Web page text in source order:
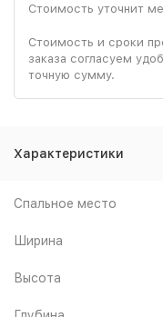
Стоимость уточнит
Стоимость и сроки
заказа согласуем
точную сумму.
Характеристики
Спальное место
Ширина
Высота